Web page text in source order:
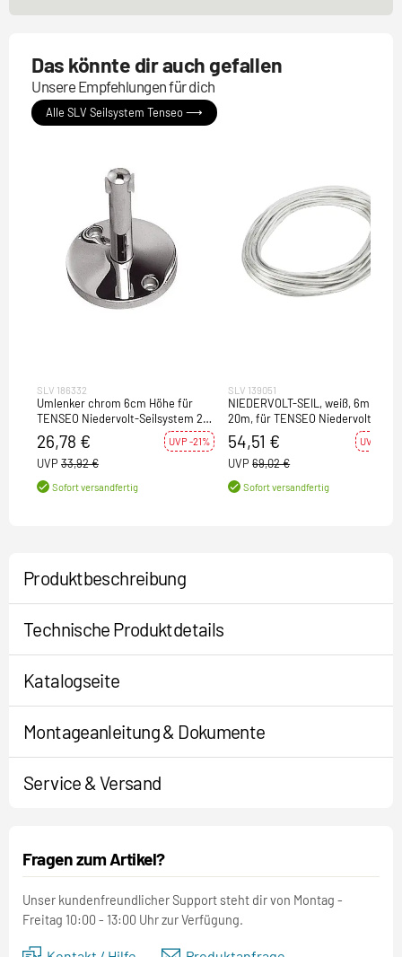
Das könnte dir auch gefallen
Unsere Empfehlungen für dich
Alle SLV Seilsystem Tenseo ⟶
SLV 186332
Umlenker chrom 6cm Höhe für
TENSEO Niedervolt-Seilsystem 2
Stück
26,78 € UVP -21%
UVP 33,92 €
Sofort versandfertig
SLV 139051
NIEDERVOLT-SEIL, weiß, 6mm²,
20m, für TENSEO Niedervolt-
Seilsystem
54,51 € UVP -21%
UVP 69,02 €
Sofort versandfertig
Produktbeschreibung
Technische Produktdetails
Katalogseite
Montageanleitung & Dokumente
Service & Versand
Fragen zum Artikel?
Unser kundenfreundlicher Support steht dir von Montag -
Freitag 10:00 - 13:00 Uhr zur Verfügung.